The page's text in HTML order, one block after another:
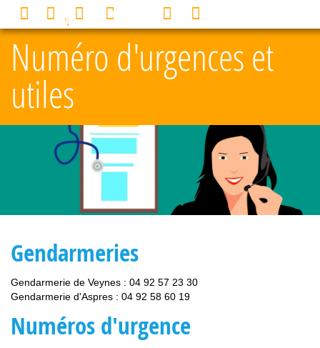
Numéro d'urgences et
utiles
Gendarmeries
Gendarmerie de Veynes : 04 92 57 23 30
Gendarmerie d'Aspres : 04 92 58 60 19
Numéros d'urgence
MENU 0
Panneau de gestion des cookies